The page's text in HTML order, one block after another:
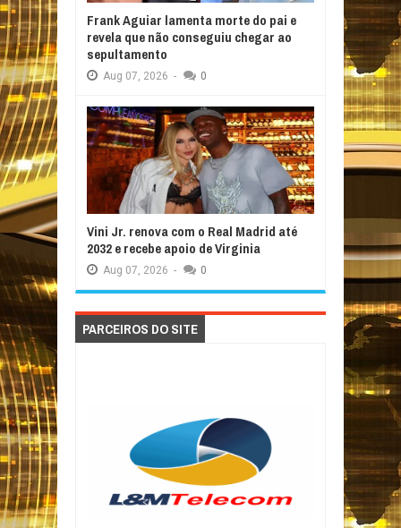
Frank Aguiar lamenta morte do pai e
revela que não conseguiu chegar ao
sepultamento
Aug 07, 2026 - 0
Vini Jr. renova com o Real Madrid até
2032 e recebe apoio de Virginia
Aug 07, 2026 - 0
PARCEIROS DO SITE